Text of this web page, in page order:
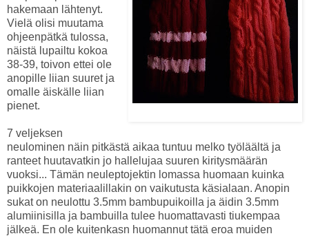
hakemaan lähtenyt.
Vielä olisi muutama
ohjeenpätkä tulossa,
näistä lupailtu kokoa
38-39, toivon ettei ole
anopille liian suuret ja
omalle äiskälle liian
pienet.
7 veljeksen
neulominen näin pitkästä aikaa tuntuu melko työläältä ja
ranteet huutavatkin jo hallelujaa suuren kiritysmäärän
vuoksi... Tämän neuleptojektin lomassa huomaan kuinka
puikkojen materiaalillakin on vaikutusta käsialaan. Anopin
sukat on neulottu 3.5mm bambupuikoilla ja äidin 3.5mm
alumiinisilla ja bambuilla tulee huomattavasti tiukempaa
jälkeä. En ole kuitenkasn huomannut tätä eroa muiden